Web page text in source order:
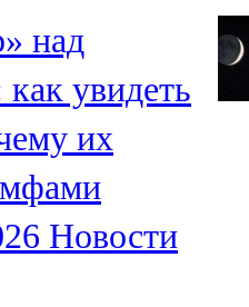
над
увидеть
их
Новости